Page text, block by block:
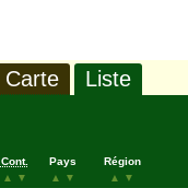
Carte Liste
Cont.
▲
▼
Pays
▲
▼
Région
▲
▼